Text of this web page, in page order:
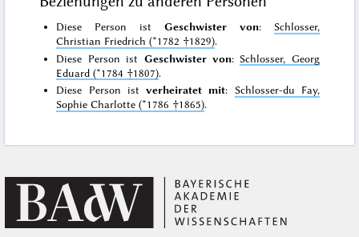
Diese Person ist Geschwister von: Schlosser,
Christian Friedrich (*1782 †1829).
Diese Person ist Geschwister von: Schlosser, Georg
Eduard (*1784 †1807).
Diese Person ist verheiratet mit: Schlosser-du Fay,
Sophie Charlotte (*1786 †1865).